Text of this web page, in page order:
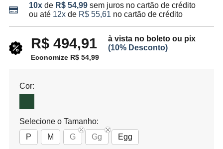
10xde R$ 54,99 sem juros no cartão de crédito
ou até 12xde R$ 55,61 no cartão de crédito
R$ 494,91
à vista no boleto ou pix
(10% Desconto)
Economize R$ 54,99
Cor:
Selecione o Tamanho:
P
M G Gg Egg